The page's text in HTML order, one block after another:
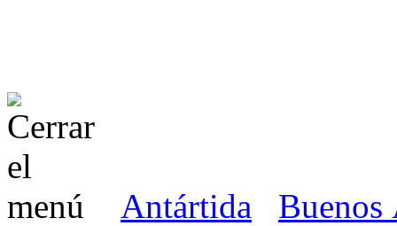
Antártida
Buenos